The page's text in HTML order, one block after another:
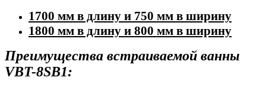
1700 мм в длину и 750 мм в ширину
1800 мм в длину и 800 мм в ширину
Преимущества встраиваемой ванны
VBT-8SB1: